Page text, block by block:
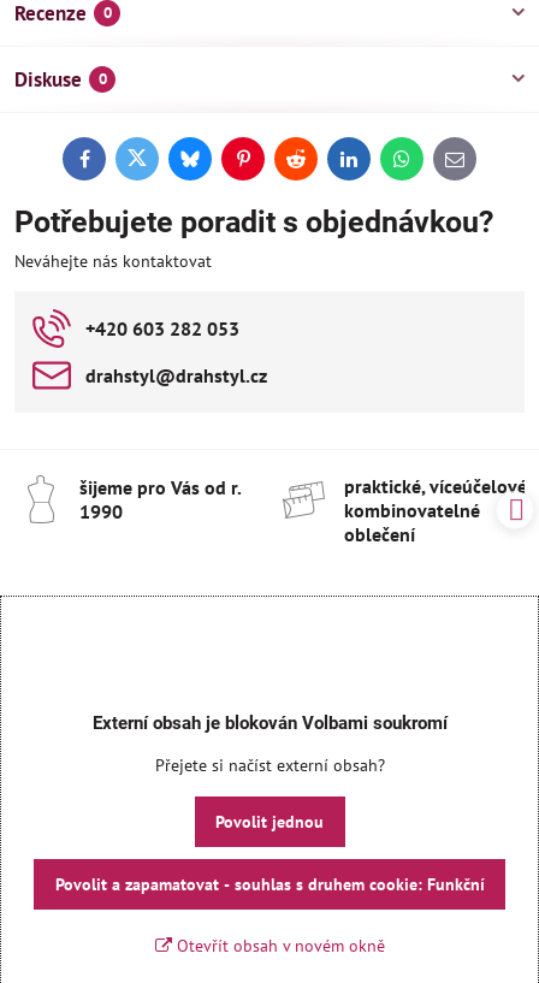
Recenze 0
Diskuse 0
FacebookTwitterBlueskyPinterestReddit LinkedInWhatsApp
E-
mail
Potřebujete poradit s objednávkou?
Neváhejte nás kontaktovat
+420 603 282 053
drahstyl​@drahstyl​.cz
šijeme pro Vás od r​.
1990
praktické, víceúčelové
kombinovatelné
oblečení
Externí obsah je blokován Volbami soukromí
Přejete si načíst externí obsah?
Povolit jednou
Povolit a zapamatovat - souhlas s druhem cookie: Funkční
Otevřít obsah v novém okně